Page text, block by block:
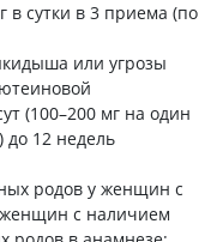
в сутки в 3 приема (по
или угрозы
(100–200 мг на один
до 12 недель
родов у женщин с
с наличием